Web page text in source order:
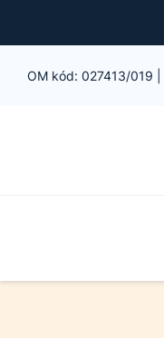
OM kód: 027413/019